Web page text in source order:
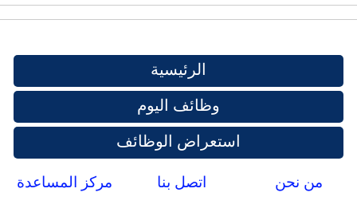
الرئيسية
وظائف اليوم
استعراض الوظائف
من نحن اتصل بنا مركز المساعدة